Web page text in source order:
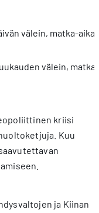
välein, matka-aika
välein, matka-
kriisi
Kuu
ja Kiinan